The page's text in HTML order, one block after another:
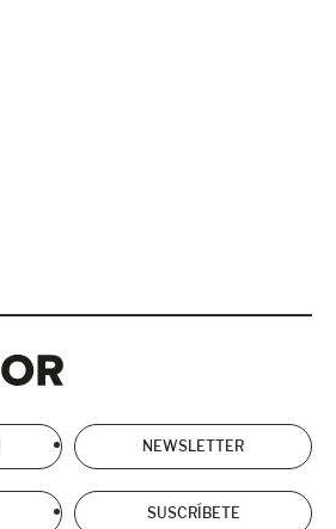
NEWSLETTER
SUSCRÍBETE